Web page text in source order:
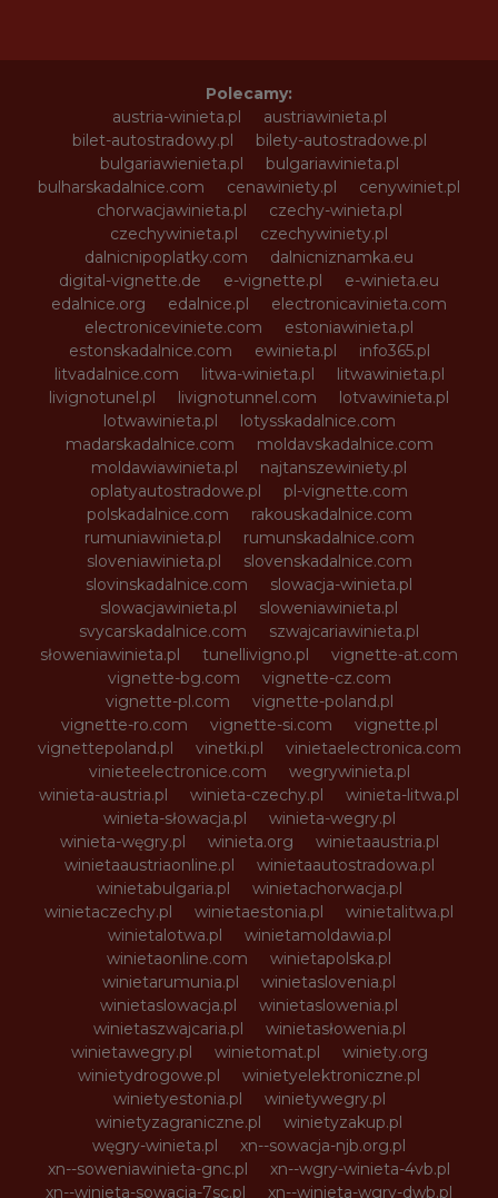
Polecamy:
austria-winieta.pl
austriawinieta.pl
bilet-autostradowy.pl
bilety-autostradowe.pl
bulgariawienieta.pl
bulgariawinieta.pl
bulharskadalnice.com
cenawiniety.pl
cenywiniet.pl
chorwacjawinieta.pl
czechy-winieta.pl
czechywinieta.pl
czechywiniety.pl
dalnicnipoplatky.com
dalnicniznamka.eu
digital-vignette.de
e-vignette.pl
e-winieta.eu
edalnice.org
edalnice.pl
electronicavinieta.com
electroniceviniete.com
estoniawinieta.pl
estonskadalnice.com
ewinieta.pl
info365.pl
litvadalnice.com
litwa-winieta.pl
litwawinieta.pl
livignotunel.pl
livignotunnel.com
lotvawinieta.pl
lotwawinieta.pl
lotysskadalnice.com
madarskadalnice.com
moldavskadalnice.com
moldawiawinieta.pl
najtanszewiniety.pl
oplatyautostradowe.pl
pl-vignette.com
polskadalnice.com
rakouskadalnice.com
rumuniawinieta.pl
rumunskadalnice.com
sloveniawinieta.pl
slovenskadalnice.com
slovinskadalnice.com
slowacja-winieta.pl
slowacjawinieta.pl
sloweniawinieta.pl
svycarskadalnice.com
szwajcariawinieta.pl
słoweniawinieta.pl
tunellivigno.pl
vignette-at.com
vignette-bg.com
vignette-cz.com
vignette-pl.com
vignette-poland.pl
vignette-ro.com
vignette-si.com
vignette.pl
vignettepoland.pl
vinetki.pl
vinietaelectronica.com
vinieteelectronice.com
wegrywinieta.pl
winieta-austria.pl
winieta-czechy.pl
winieta-litwa.pl
winieta-słowacja.pl
winieta-wegry.pl
winieta-węgry.pl
winieta.org
winietaaustria.pl
winietaaustriaonline.pl
winietaautostradowa.pl
winietabulgaria.pl
winietachorwacja.pl
winietaczechy.pl
winietaestonia.pl
winietalitwa.pl
winietalotwa.pl
winietamoldawia.pl
winietaonline.com
winietapolska.pl
winietarumunia.pl
winietaslovenia.pl
winietaslowacja.pl
winietaslowenia.pl
winietaszwajcaria.pl
winietasłowenia.pl
winietawegry.pl
winietomat.pl
winiety.org
winietydrogowe.pl
winietyelektroniczne.pl
winietyestonia.pl
winietywegry.pl
winietyzagraniczne.pl
winietyzakup.pl
węgry-winieta.pl
xn--sowacja-njb.org.pl
xn--soweniawinieta-gnc.pl
xn--wgry-winieta-4vb.pl
xn--winieta-sowacja-7sc.pl
xn--winieta-wgry-dwb.pl